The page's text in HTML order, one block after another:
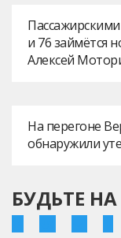
и 76 займётся
Алексей
На перегоне
обнаружили
БУДЬТЕ